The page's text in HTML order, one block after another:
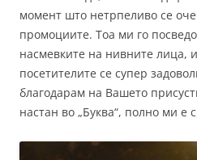
момент што нетрпеливо се
промоциите. Тоа ми го
насмевките на нивните лица,
посетителите се супер
благодарам на Вашето
настан во „Буква“, полно ми е